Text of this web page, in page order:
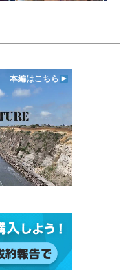
本編はこちら